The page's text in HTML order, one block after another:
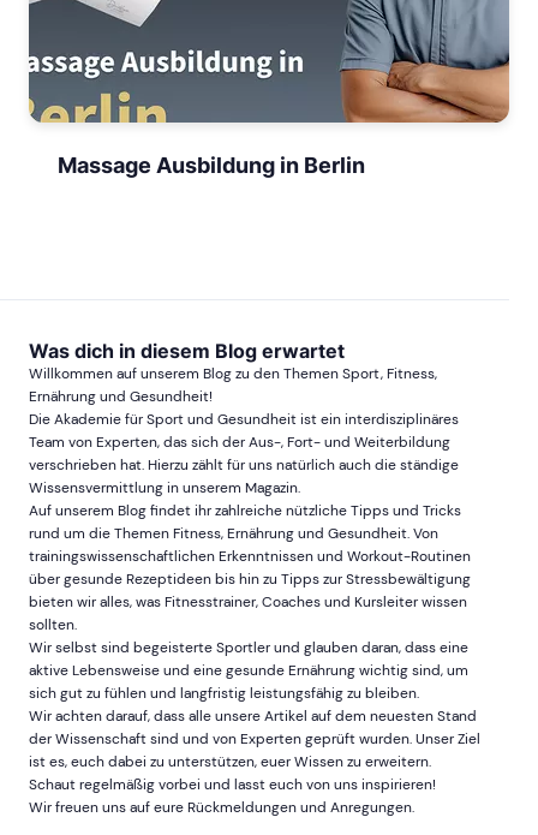
Massage Ausbildung in Berlin
Was dich in diesem Blog erwartet
Willkommen auf unserem Blog zu den Themen Sport, Fitness,
Ernährung und Gesundheit!
Die Akademie für Sport und Gesundheit ist ein interdisziplinäres
Team von Experten, das sich der Aus-, Fort- und Weiterbildung
verschrieben hat. Hierzu zählt für uns natürlich auch die ständige
Wissensvermittlung in unserem Magazin.
Auf unserem Blog findet ihr zahlreiche nützliche Tipps und Tricks
rund um die Themen Fitness, Ernährung und Gesundheit. Von
trainingswissenschaftlichen Erkenntnissen und Workout-Routinen
über gesunde Rezeptideen bis hin zu Tipps zur Stressbewältigung
bieten wir alles, was Fitnesstrainer, Coaches und Kursleiter wissen
sollten.
Wir selbst sind begeisterte Sportler und glauben daran, dass eine
aktive Lebensweise und eine gesunde Ernährung wichtig sind, um
sich gut zu fühlen und langfristig leistungsfähig zu bleiben.
Wir achten darauf, dass alle unsere Artikel auf dem neuesten Stand
der Wissenschaft sind und von Experten geprüft wurden. Unser Ziel
ist es, euch dabei zu unterstützen, euer Wissen zu erweitern.
Schaut regelmäßig vorbei und lasst euch von uns inspirieren!
Wir freuen uns auf eure Rückmeldungen und Anregungen.